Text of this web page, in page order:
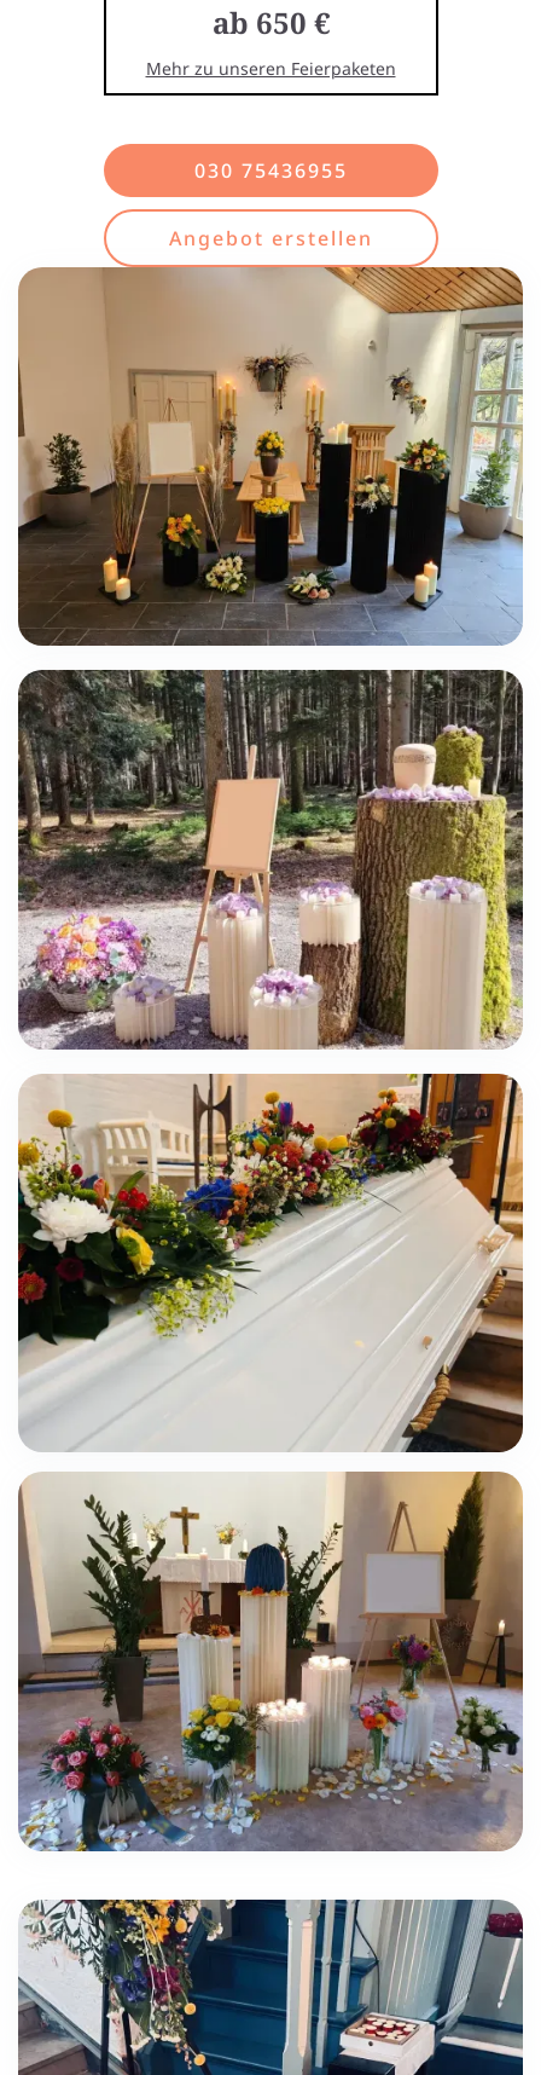
ab 650 €
Mehr zu unseren Feierpaketen
030 75436955
Angebot erstellen